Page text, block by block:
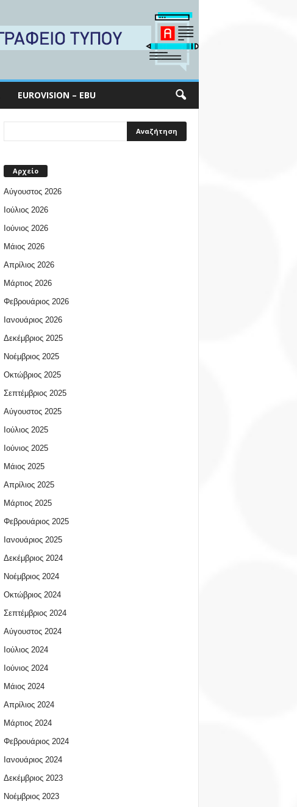
EUROVISION – EBU
Αρχείο
Αύγουστος 2026
Ιούλιος 2026
Ιούνιος 2026
Μάιος 2026
Απρίλιος 2026
Μάρτιος 2026
Φεβρουάριος 2026
Ιανουάριος 2026
Δεκέμβριος 2025
Νοέμβριος 2025
Οκτώβριος 2025
Σεπτέμβριος 2025
Αύγουστος 2025
Ιούλιος 2025
Ιούνιος 2025
Μάιος 2025
Απρίλιος 2025
Μάρτιος 2025
Φεβρουάριος 2025
Ιανουάριος 2025
Δεκέμβριος 2024
Νοέμβριος 2024
Οκτώβριος 2024
Σεπτέμβριος 2024
Αύγουστος 2024
Ιούλιος 2024
Ιούνιος 2024
Μάιος 2024
Απρίλιος 2024
Μάρτιος 2024
Φεβρουάριος 2024
Ιανουάριος 2024
Δεκέμβριος 2023
Νοέμβριος 2023